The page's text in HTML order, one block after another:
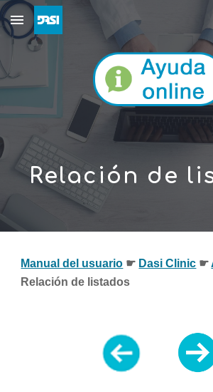
Skip to main content
Relación de
Manual del usuario ☛ Dasi Clinic ☛
Relación de listados